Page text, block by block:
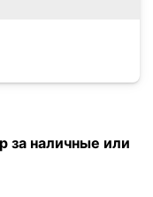
за наличные или